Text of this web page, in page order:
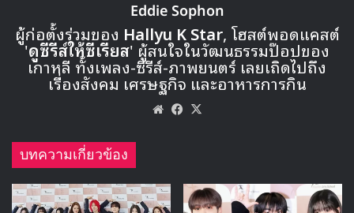
Yeri – Red Velvet
Eddie Sophon
ผู้ก่อตั้งร่วมของ Hallyu K Star, โฮสต์พอดแคสต์
'ดูซีรีส์ให้ซีเรียส' ผู้สนใจในวัฒนธรรมป๊อปของ
เกาหลี ทั้งเพลง-ซีรีส์-ภาพยนตร์ เลยเถิดไปถึง
เรื่องสังคม เศรษฐกิจ และอาหารการกิน
WebsiteFacebook
บทความเกี่ยวข้อง